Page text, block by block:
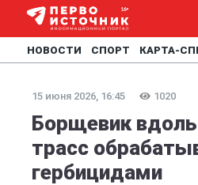
НОВОСТИ СПОРТ КАРТА-
15 июня 2026, 16:45 1020
Борщевик
трасс
гербицидами